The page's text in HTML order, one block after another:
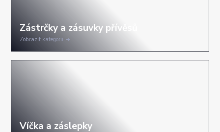
Zobrazit kategorii